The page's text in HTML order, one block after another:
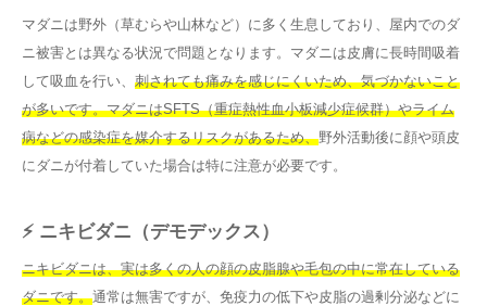
マダニは野外（草むらや山林など）に多く生息しており、屋内でのダ
ニ被害とは異なる状況で問題となります。マダニは皮膚に長時間吸着
して吸血を行い、 刺されても痛みを感じにくいため、気づかないこと
が多いです。マダニはSFTS（重症熱性血小板減少症候群）やライム
病などの感染症を媒介するリスクがあるため、野外活動後に顔や頭皮
にダニが付着していた場合は特に注意が必要です。
⚡ ニキビダニ（デモデックス）
ニキビダニは、実は多くの人の顔の皮脂腺や毛包の中に常在している
ダニです。通常は無害ですが、免疫力の低下や皮脂の過剰分泌などに